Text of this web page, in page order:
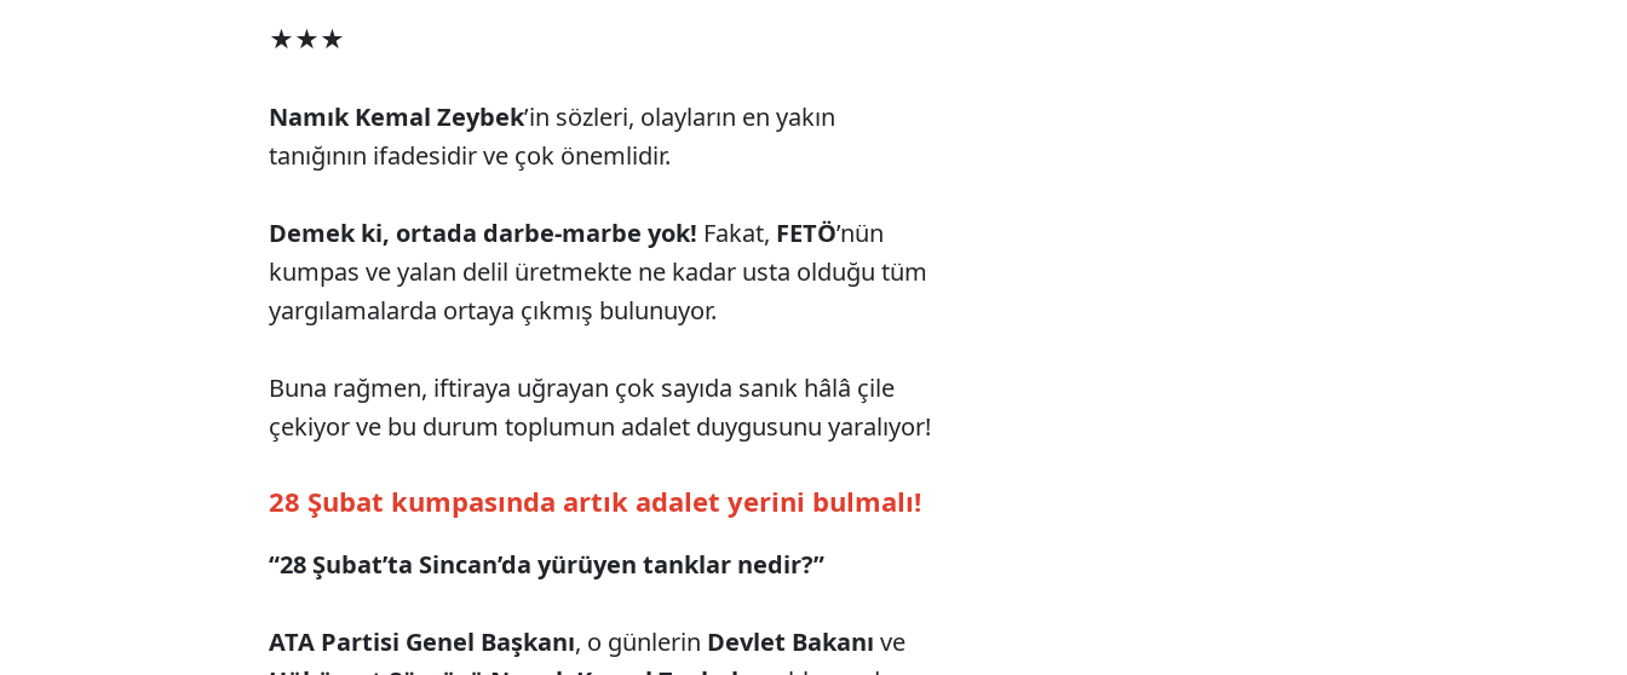
★★★
Namık Kemal Zeybek’in sözleri, olayların en yakın
tanığının ifadesidir ve çok önemlidir.
Demek ki, ortada darbe-marbe yok! Fakat, FETÖ’nün
kumpas ve yalan delil üretmekte ne kadar usta olduğu tüm
yargılamalarda ortaya çıkmış bulunuyor.
Buna rağmen, iftiraya uğrayan çok sayıda sanık hâlâ çile
çekiyor ve bu durum toplumun adalet duygusunu yaralıyor!
28 Şubat kumpasında artık adalet yerini bulmalı!
“28 Şubat’ta Sincan’da yürüyen tanklar nedir?”
ATA Partisi Genel Başkanı, o günlerin Devlet Bakanı ve